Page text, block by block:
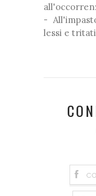
-
lessi e